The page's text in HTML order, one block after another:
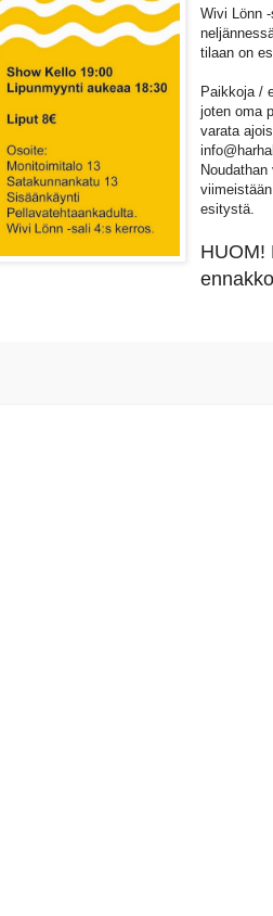
Wivi Lönn
tilaan on
Paikkoja /
joten oma
varata
esitystä.
HUOM!